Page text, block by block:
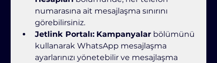
numarasına ait mesajlaşma sınırını
görebilirsiniz.
Jetlink Portalı: Kampanyalar bölümünü
kullanarak WhatsApp mesajlaşma
ayarlarınızı yönetebilir ve mesajlaşma